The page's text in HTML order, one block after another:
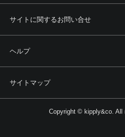
サイトに関するお問い合せ
ヘルプ
サイトマップ
Copyright © kipply&co. All